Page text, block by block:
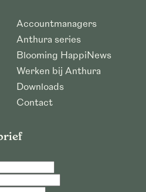
Accountmanagers
Anthura series
Blooming HappiNews
Werken bij Anthura
Downloads
Contact